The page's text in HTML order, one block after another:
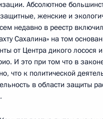
Абсолютное
женские и
недавно в реестр
Сахалина» на том
от Центра дикого лосося
И это при том что в
что к политической
в области защиты